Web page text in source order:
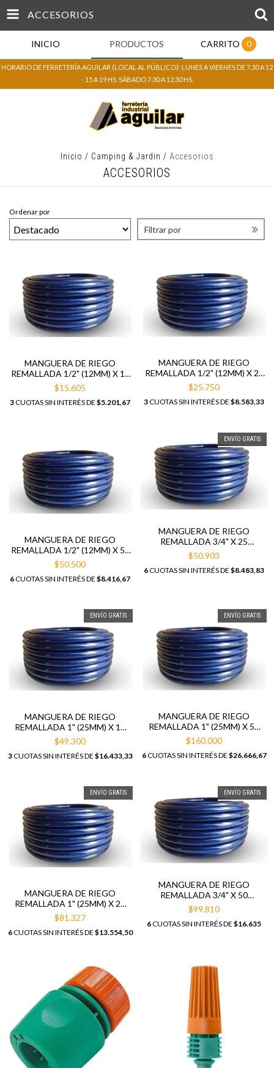
ACCESORIOS
INICIO PRODUCTOS CARRITO 0
HORARIO DE FERRETERÍA AGUILAR (LOCAL AL PÚBLICO): LUNES A VIERNES DE 7.30 A 12
- 15 A 19 HS. SÁBADO 7.30 A 12.30 HS.
Inicio / Camping & Jardin / Accesorios
ACCESORIOS
Ordenar por
Filtrar por
MANGUERA DE RIEGO
REMALLADA 1/2" (12MM) X 15
MTS
$15.605
3CUOTAS SIN INTERÉS DE $5.201,67
MANGUERA DE RIEGO
REMALLADA 1/2" (12MM) X 25
METROS
$25.750
3CUOTAS SIN INTERÉS DE $8.583,33
MANGUERA DE RIEGO
REMALLADA 1/2" (12MM) X 50
METROS
$50.500
6CUOTAS SIN INTERÉS DE $8.416,67
ENVÍO GRATIS
MANGUERA DE RIEGO
REMALLADA 3/4" X 25
METROS
$50.903
6CUOTAS SIN INTERÉS DE $8.483,83
ENVÍO GRATIS
MANGUERA DE RIEGO
REMALLADA 1" (25MM) X 15
MTS
$49.300
3CUOTAS SIN INTERÉS DE $16.433,33
ENVÍO GRATIS
MANGUERA DE RIEGO
REMALLADA 1" (25MM) X 50
MTS
$160.000
6CUOTAS SIN INTERÉS DE $26.666,67
ENVÍO GRATIS
MANGUERA DE RIEGO
REMALLADA 1" (25MM) X 25
MTS
$81.327
6CUOTAS SIN INTERÉS DE $13.554,50
ENVÍO GRATIS
MANGUERA DE RIEGO
REMALLADA 3/4" X 50
METROS
$99.810
6CUOTAS SIN INTERÉS DE $16.635